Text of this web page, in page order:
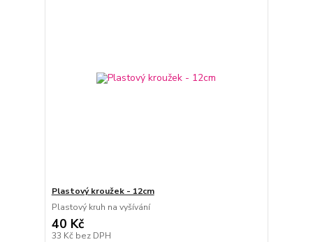
Plastový kroužek - 12cm
Plastový kruh na vyšívání
40 Kč
33 Kč bez DPH